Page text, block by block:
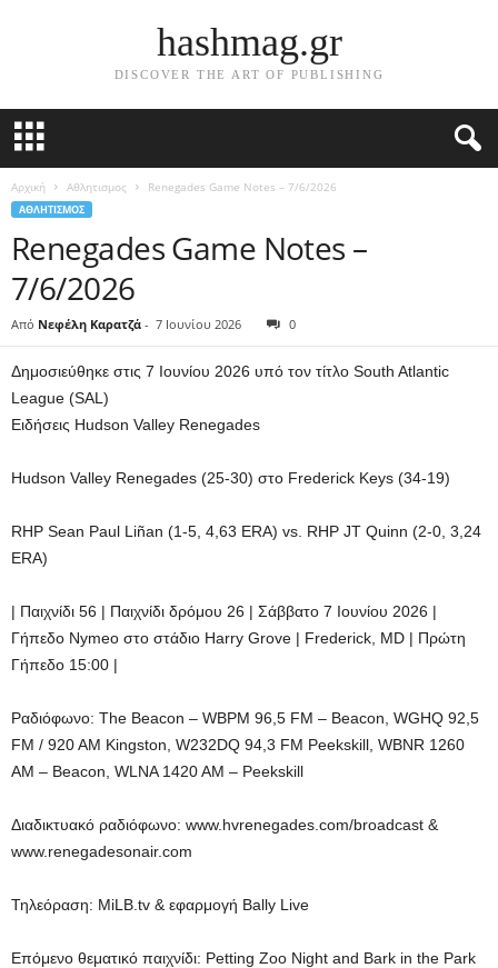
hashmag.gr
DISCOVER THE ART OF PUBLISHING
Αρχική Αθλητισμος Renegades Game Notes – 7/6/2026
ΑΘΛΗΤΙΣΜΟΣ
Renegades Game Notes –
7/6/2026
Από Νεφέλη Καρατζά - 7 Ιουνίου 2026 0
Δημοσιεύθηκε στις 7 Ιουνίου 2026 υπό τον τίτλο South Atlantic
League (SAL)
Ειδήσεις Hudson Valley Renegades
Hudson Valley Renegades (25-30) στο Frederick Keys (34-19)
RHP Sean Paul Liñan (1-5, 4,63 ERA) vs. RHP JT Quinn (2-0, 3,24
ERA)
| Παιχνίδι 56 | Παιχνίδι δρόμου 26 | Σάββατο 7 Ιουνίου 2026 |
Γήπεδο Nymeo στο στάδιο Harry Grove | Frederick, MD | Πρώτη
Γήπεδο 15:00 |
Ραδιόφωνο: The Beacon – WBPM 96,5 FM – Beacon, WGHQ 92,5
FM / 920 AM Kingston, W232DQ 94,3 FM Peekskill, WBNR 1260
AM – Beacon, WLNA 1420 AM – Peekskill
Διαδικτυακό ραδιόφωνο: www.hvrenegades.com/broadcast &
www.renegadesonair.com
Τηλεόραση: MiLB.tv & εφαρμογή Bally Live
Επόμενο θεματικό παιχνίδι: Petting Zoo Night and Bark in the Park